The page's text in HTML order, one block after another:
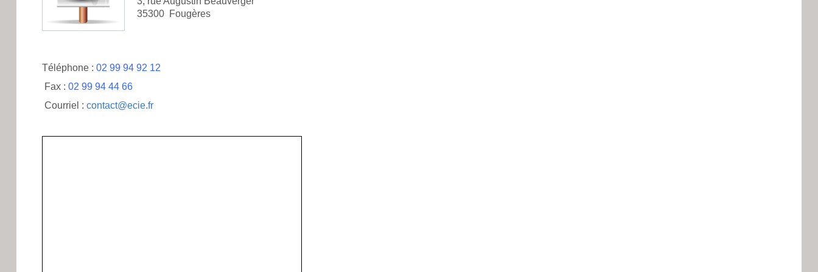
35300 Fougères
Téléphone : 02 99 94 92 12
Fax : 02 99 94 44 66
Courriel : contact@ecie.fr